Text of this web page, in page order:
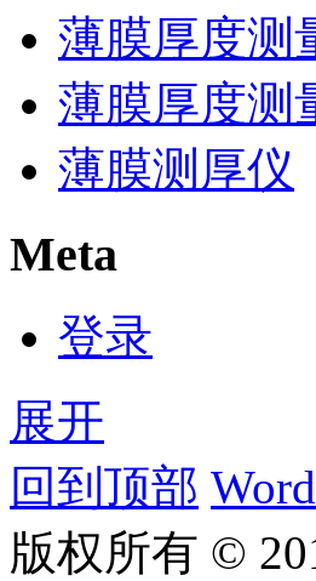
薄膜厚度测
薄膜厚度测
薄膜测厚仪
Meta
登录
展开
回到顶部
版权所有 ©